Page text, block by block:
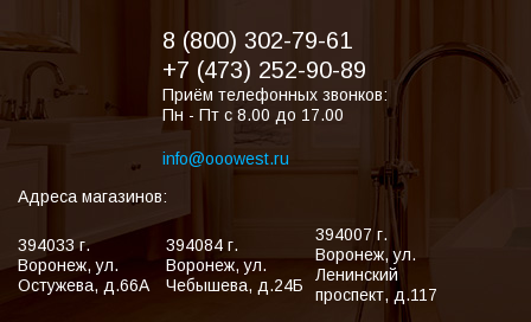
8 (800) 302-79-61
+7 (473) 252-90-89
Приём телефонных звонков:
Пн - Пт с 8.00 до 17.00
info@ooowest.ru
Адреса магазинов:
394033 г.
Воронеж,ул.
Остужева, д.66А
394084 г.
Воронеж,ул.
Чебышева, д.24Б
394007 г.
Воронеж,ул.
Ленинский
проспект, д.117